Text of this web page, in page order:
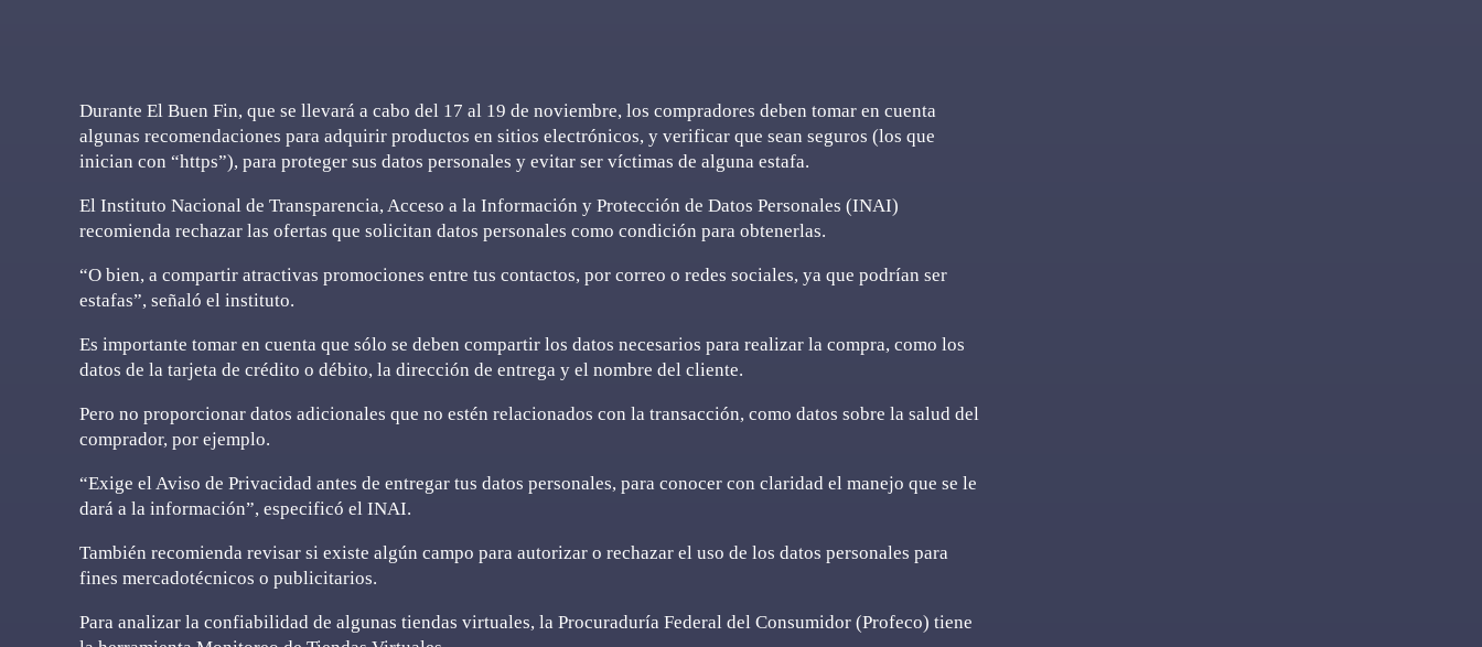
Durante El Buen Fin, que se llevará a cabo del 17 al 19 de noviembre, los compradores deben tomar en cuenta
algunas recomendaciones para adquirir productos en sitios electrónicos, y verificar que sean seguros (los que
inician con “https”), para proteger sus datos personales y evitar ser víctimas de alguna estafa.
El Instituto Nacional de Transparencia, Acceso a la Información y Protección de Datos Personales (INAI)
recomienda rechazar las ofertas que solicitan datos personales como condición para obtenerlas.
“O bien, a compartir atractivas promociones entre tus contactos, por correo o redes sociales, ya que podrían ser
estafas”, señaló el instituto.
Es importante tomar en cuenta que sólo se deben compartir los datos necesarios para realizar la compra, como los
datos de la tarjeta de crédito o débito, la dirección de entrega y el nombre del cliente.
Pero no proporcionar datos adicionales que no estén relacionados con la transacción, como datos sobre la salud del
comprador, por ejemplo.
“Exige el Aviso de Privacidad antes de entregar tus datos personales, para conocer con claridad el manejo que se le
dará a la información”, especificó el INAI.
También recomienda revisar si existe algún campo para autorizar o rechazar el uso de los datos personales para
fines mercadotécnicos o publicitarios.
Para analizar la confiabilidad de algunas tiendas virtuales, la Procuraduría Federal del Consumidor (Profeco) tiene